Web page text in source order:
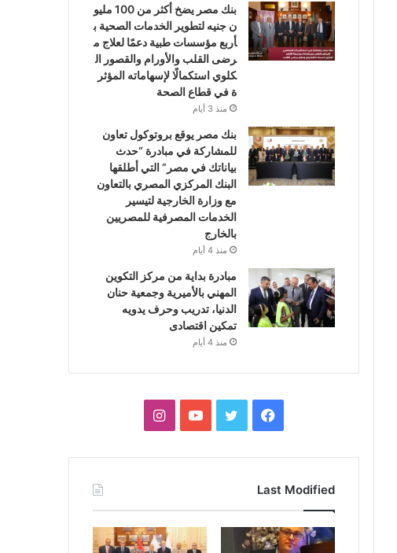
بنك مصر يضخ أكثر من 100 مليو
ن جنيه لتطوير الخدمات الصحية ب
أربع مؤسسات طبية دعمًا لعلاج م
رضى القلب والأورام والقصور ال
كلوي استكمالًا لإسهاماته المؤثر
ة في قطاع الصحة
منذ 3 أيام
بنك مصر يوقع بروتوكول تعاون
للمشاركة في مبادرة “حدث
بياناتك في مصر” التي أطلقها
البنك المركزي المصري بالتعاون
مع وزارة الخارجية لتيسير
الخدمات المصرفية للمصريين
بالخارج
منذ 4 أيام
مبادرة بداية من مركز التكوين
المهني بالأميرية وجمعية حنان
الدنيا، تدريب وحرف يدويه
تمكين اقتصادى
منذ 4 أيام
فيسبوكتويتر يوتيوبانستقرام
Last Modified